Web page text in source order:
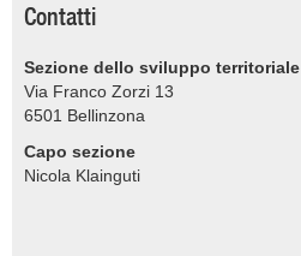
Contatti
Sezione dello sviluppo territoriale
Via Franco Zorzi 13
6501 Bellinzona
Capo sezione
Nicola Klainguti